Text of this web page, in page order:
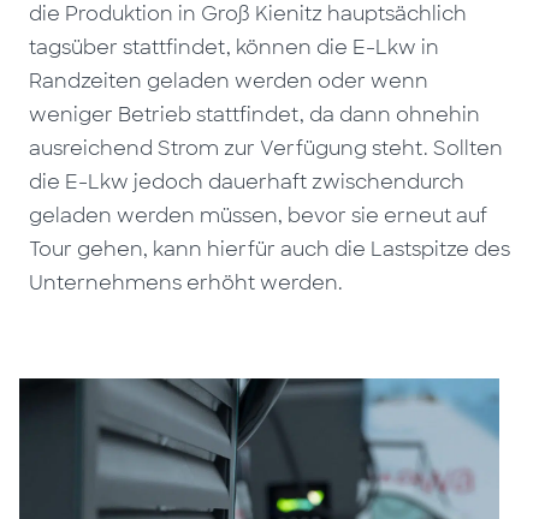
die Produktion in Groß Kienitz hauptsächlich
tagsüber stattfindet, können die E-Lkw in
Randzeiten geladen werden oder wenn
weniger Betrieb stattfindet, da dann ohnehin
ausreichend Strom zur Verfügung steht. Sollten
die E-Lkw jedoch dauerhaft zwischendurch
geladen werden müssen, bevor sie erneut auf
Tour gehen, kann hierfür auch die Lastspitze des
Unternehmens erhöht werden.